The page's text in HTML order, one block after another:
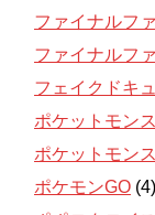
ファイナルフ
ファイナルフ
フェイクドキ
ポケットモン
ポケットモン
ポケモンGO (4)